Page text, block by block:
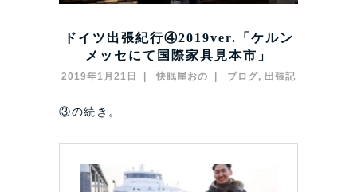
ドイツ出張紀行④2019ver.「ケルン
メッセにて国際家具見本市」
2019年1月21日 快眠屋おの ブログ, 出張記
③の続き。